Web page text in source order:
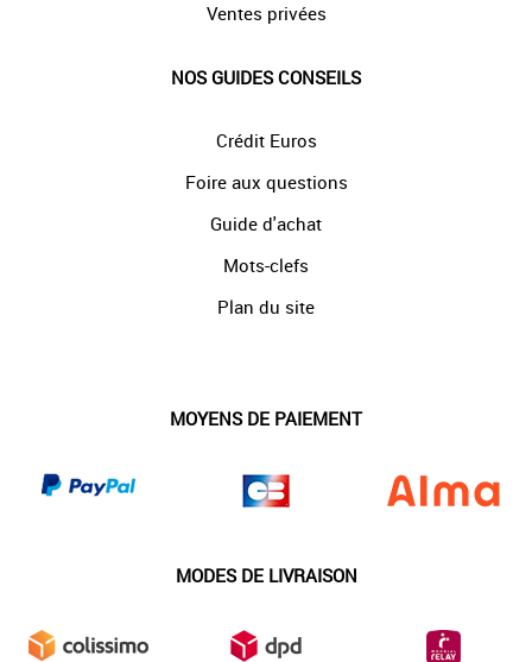
Ventes privées
NOS GUIDES CONSEILS
Crédit Euros
Foire aux questions
Guide d'achat
Mots-clefs
Plan du site
MOYENS DE PAIEMENT
MODES DE LIVRAISON